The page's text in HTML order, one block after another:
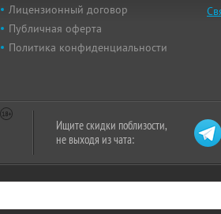
Лицензионный договор
Публичная оферта
Политика конфиденциальности
Ищите скидки поблизости,
не выходя из чата: